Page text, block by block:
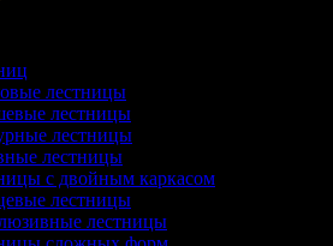
лестницы
лестницы
лестницы
лестницы
с двойным каркасом
лестницы
лестницы